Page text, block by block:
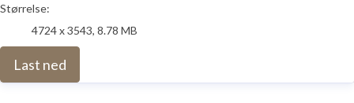
Størrelse:
4724 x 3543, 8.78 MB
Last ned